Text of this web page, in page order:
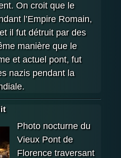
On croit que le
l’Empire Romain,
il fut détruit par des
manière que le
et actuel pont, fut
nazis pendant la
Photo nocturne du
Vieux Pont de
Florence traversant